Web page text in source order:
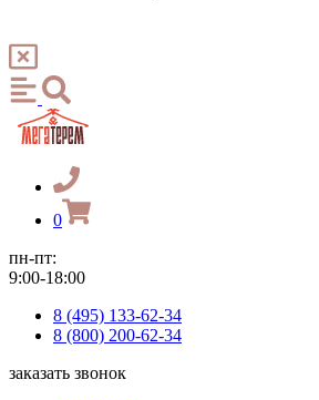
0
пн-пт:
9:00-18:00
8 (495) 133-62-34
8 (800) 200-62-34
заказать звонок